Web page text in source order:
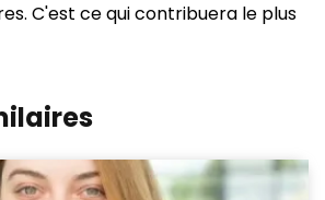
C'est ce qui contribuera le plus